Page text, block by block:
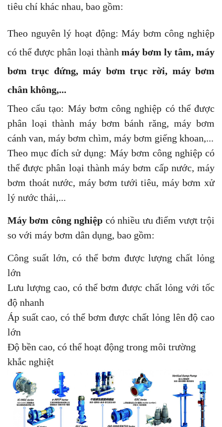
tiêu chí khác nhau, bao gồm:
Theo nguyên lý hoạt động: Máy bơm công nghiệp
có thể được phân loại thành máy bơm ly tâm, máy
bơm trục đứng, máy bơm trục rời, máy bơm
chân không,...
Theo cấu tạo: Máy bơm công nghiệp có thể được
phân loại thành máy bơm bánh răng, máy bơm
cánh van, máy bơm chìm, máy bơm giếng khoan,...
Theo mục đích sử dụng: Máy bơm công nghiệp có
thể được phân loại thành máy bơm cấp nước, máy
bơm thoát nước, máy bơm tưới tiêu, máy bơm xử
lý nước thải,...
Máy bơm công nghiệp có nhiều ưu điểm vượt trội
so với máy bơm dân dụng, bao gồm:
Công suất lớn, có thể bơm được lượng chất lỏng
lớn
Lưu lượng cao, có thể bơm được chất lỏng với tốc
độ nhanh
Áp suất cao, có thể bơm được chất lỏng lên độ cao
lớn
Độ bền cao, có thể hoạt động trong môi trường
khắc nghiệt